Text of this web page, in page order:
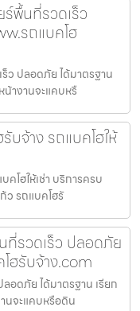
พื้นที่รวดเร็ว
รถแบคโฮ
ว ปลอดภัย ได้มาตรฐาน
างานจะแคบหรื
บจ้าง รถแบคโฮให้
คโฮให้เช่า บริการครบ
ว รถแบคโฮรั
รวดเร็ว ปลอดภัย
ฮรับจ้าง.com
อดภัย ได้มาตรฐาน เรียก
นจะแคบหรือดิน